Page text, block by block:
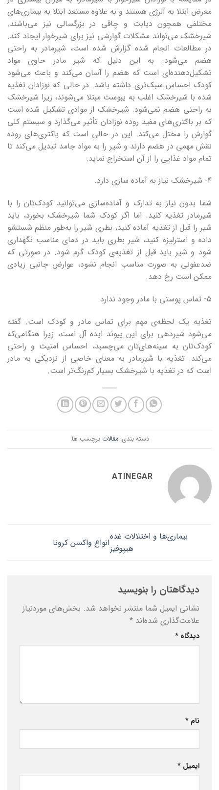
معرض ابتلا به آلرژی هستند و به علاوه مستعد ابتلا به بیماری‌های
مختلفی همچون دیابت و چاقی در بزرگسالی نیز می‌باشند.
شیرخشک می‌تواند مشکلات گوارشی نیز برای شیرخوار ایجاد کند.
در مطالعات انجام شده گزارش شده است، شیرمادر به راحتی
هضم می‌شود. به این دلیل که شیر مادر حاوی مواد
تشکیل‌دهنده‌ای است که هضم را آسان می‌کند و باعث می‌شود
کودک احساس سبک‌تری داشته باشد. در حالی که نوزادان تغذیه
شده با شیرخشک اغلب به یبوست مبتلا می‌شوند، زیرا شیرخشک
به راحتی هضم نمی‌شود. شیرخشک از موادی تشکیل شده است
که بر باکتری‌های مفید روده نوزادان تأثیر می‌گذارد و سیستم کلی
گوارش را مختل می‌کند. این در حالی است که باکتری‌های روده
نقش مهمی در هضم دارند و شیر را به مواد جامد تبدیل می‌کند تا
تمام مواد غذایی را از آن استخراج نماید.
۴- شیرخشک نیاز به آماده سازی دارد.
شما بدون نیاز به تدارک و آماده‌سازی می‌توانید کودک‌تان را با
شیرمادر تغذیه کنید. اما اگر کودک شما شیرخشک بخورد، باید
شیر را قبل از تغذیه آماده کنید، بطری شیر را به‌طور منظم شستشو
داده و استرلیزه کنید، شیر بطری باید در دمای مناسب نگهداری
شود و شیر باید قبل از تغذیه‌ی کودک گرم شود. در صورتی که
ضدعفونی به صورت مناسب انجام نشود، عوارض جانبی زیادی
ممکن است رخ دهد.
۵- تماس پوستی با مادر وجود ندارد.
تغذیه یک لحظه‌ی مهم برای تماس مادر و کودک است. گفته
می‌شود شیردهی برای این پیوند ایده آل است، زیرا هنگامی‌که
کودک‌تان به سینه‌های‌تان می‌چسبد، احساس امنیت و راحتی
می‌کند. تغذیه با شیرمادر به معنای خاصی از نزدیکی به مادر
است که در تغذیه با شیرخشک بسیار کم‌رنگ‌تر است.
دسته بندی:مقالات برچسب ها:
ATINEGAR
بیماری‌ها و اختلالات غده
هیپوفیزانواع واکسن کرونا
دیدگاهتان را بنویسید
نشانی ایمیل شما منتشر نخواهد شد. بخش‌های موردنیاز
علامت‌گذاری شده‌اند *
دیدگاه *
نام *
ایمیل *